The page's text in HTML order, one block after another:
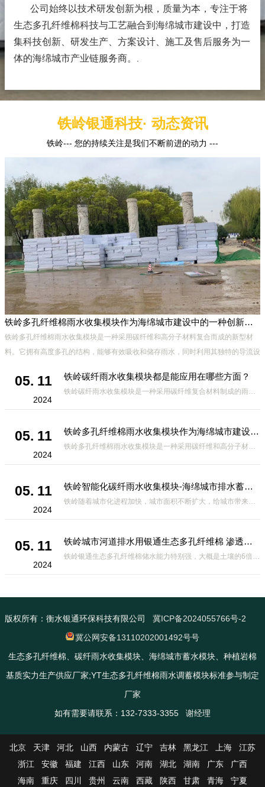
公司始终以技术研发创新为根，质量为本，专注于将
生态多孔纤维棉科技与工艺融合到海绵城市建设中，打造
集科技创新、研发生产、方案设计、施工及售后服务为一
体的海绵城市产业链服务商。
铁岭银通科技· 动态资讯
铁岭--- 您的持续关注是我们不断前进的动力 ---
铁岭多孔纤维棉雨水收集模块作为海绵城市建设中的一种创新材料
铁岭多孔纤维棉雨水收集模块是一种采用碳纤维和高分子材料复合而成的新型材
料。它拥有高度多孔的结构，能够有效吸收和储存雨水，同时利用其独特的导流设
05. 11
2024
铁岭碳纤雨水收集模块都是能应用在哪些方面？
铁岭碳纤雨水收集模块是一种采用碳纤维复合材料制成的雨水收集装置，具有*、环保、可持续等诸多优点。这种模块的设计独特，结构轻巧且强度高，耐腐蚀，能够在各种环境条件下稳定运行。其广泛的应用领域不仅体现在城市规
05. 11
2024
铁岭多孔纤维棉雨水收集模块作为海绵城市建设中的一种创新材料
铁岭多孔纤维棉雨水收集模块是一种采用碳纤维和高分子材料复合而成的新型材料。它拥有高度多孔的结构，能够有效吸收和储存雨水，同时利用其独特的导流设计，将雨水迅速排出，有效防止城市内涝的发生。此外，该材料还具有
05. 11
2024
铁岭智能化碳纤雨水收集模块-海绵城市排水蓄水系统的优选项
铁岭随着城市化进程加快，城市面积不断扩大，给城市带来的问题也随之增加。其中之一就是水资源的短缺。雨水收集是一种解决城市水资源短缺的有效途径。在雨水收集技术中，智能化碳纤雨水收集模块的出现，为解决城市水资源
05. 11
2024
铁岭城市河道排水用银通生态多孔纤维棉 渗透性好重量轻
铁岭银通生态多孔纤维棉储水能力特别强，大概是土壤的6倍，所以在下暴雨或者是严重的雨雪天气时，能将降水量很好的吸收掉，到了天气晴朗之后又会将这些水分蒸发到空气中。这种材料在绿化环保上能起到很大的作用，能够大
版权所有：衡水银通环保科技有限公司
冀ICP备2024055766号-2
冀公网安备13110202001492号号
生态多孔纤维棉、碳纤雨水收集模块、海绵城市蓄水模块、种植岩棉
基质实力生产供应厂家;YT生态多孔纤维棉雨水调蓄模块标准参与制定
厂家
如有需要请联系：132-7333-3355 谢经理
北京 天津 河北 山西 内蒙古 辽宁 吉林 黑龙江 上海
江苏
浙江
安徽 福建 江西 山东 河南 湖北 湖南 广东
广西
海南
重庆 四川 贵州 云南 西藏 陕西 甘肃 青海 宁夏